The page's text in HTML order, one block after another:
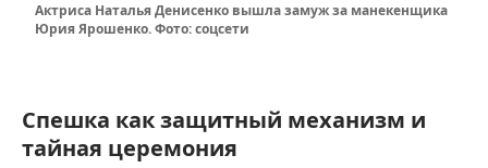
Актриса Наталья Денисенко вышла замуж за манекенщика
Юрия Ярошенко. Фото: соцсети
Спешка как защитный механизм и
тайная церемония